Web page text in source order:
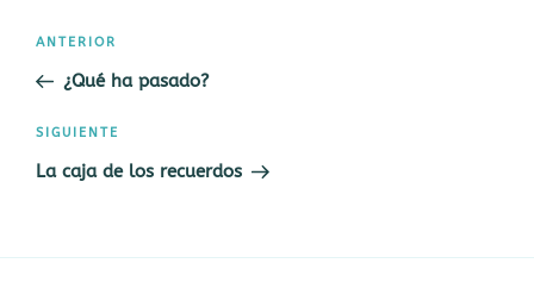
Navegación
entradas
Entrada
anterior:
ANTERIOR
¿Qué ha pasado?
Siguiente
entrada
SIGUIENTE
La caja de los recuerdos